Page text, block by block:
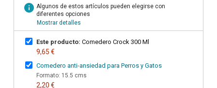
info Algunos de estos artículos pueden elegirse con
diferentes opciones
Mostrar detalles
Este producto: Comedero Crock 300 Ml
9,65 €
Comedero anti-ansiedad para Perros y Gatos
Formato: 15.5 cms
2,20 €